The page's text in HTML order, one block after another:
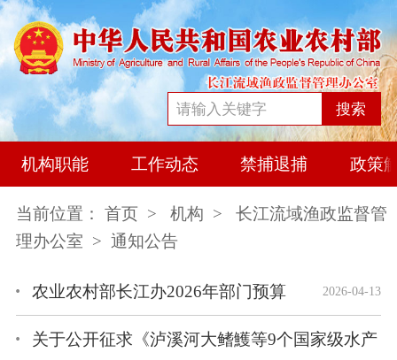
搜索
机构职能 工作动态 禁捕退捕 政策
当前位置： 首页 > 机构 >
长江流域渔政监督管
理办公室 > 通知公告
农业农村部长江办2026年部门预算 2026-04-13
关于公开征求《泸溪河大鳍鱯等9个国家级水产